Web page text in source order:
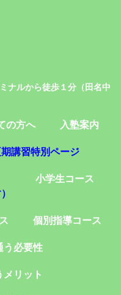
ナルから徒歩１分（田名中
の方へ 入塾案内
講習特別ページ
小学生コース
個別指導コース
う必要性
メリット